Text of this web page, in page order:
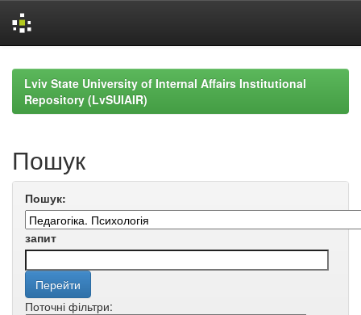
navigationLviv State University of Internal Affairs Institutional
Repository (LvSUIAIR)
Пошук
Пошук:
запит
Поточні фільтри: